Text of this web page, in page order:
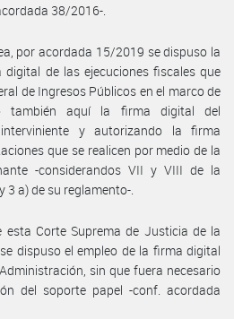
38/2016-.
por acordada 15/2019 se dispuso la
de las ejecuciones fiscales que
de Ingresos Públicos en el marco de
también aquí la firma digital del
y autorizando la firma
que se realicen por medio de la
-considerandos VII y VIII de la
a) de su reglamento-.
esta Corte Suprema de Justicia de la
dispuso el empleo de la firma digital
sin que fuera necesario
del soporte papel -conf. acordada